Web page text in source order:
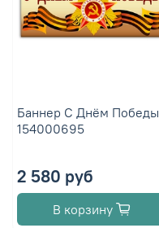
Баннер С Днём Победы
154000695
2 580 руб
В корзину